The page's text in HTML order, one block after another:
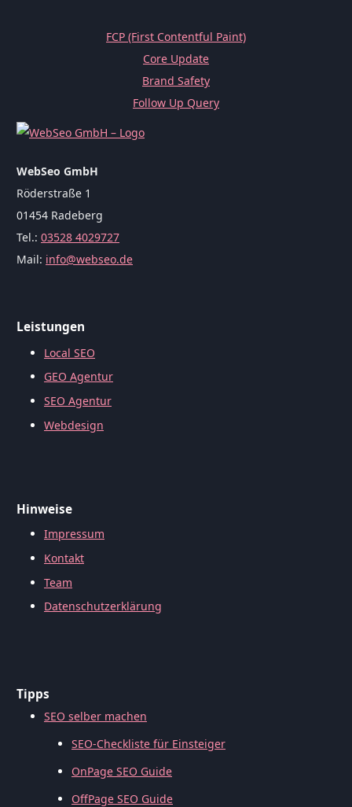
FCP (First Contentful Paint)
Core Update
Brand Safety
Follow Up Query
WebSeo GmbH
Röderstraße 1
01454 Radeberg
Tel.: 03528 4029727
Mail: info@webseo.de
Leistungen
Local SEO
GEO Agentur
SEO Agentur
Webdesign
Hinweise
Impressum
Kontakt
Team
Datenschutzerklärung
Tipps
SEO selber machen
SEO-Checkliste für Einsteiger
OnPage SEO Guide
OffPage SEO Guide